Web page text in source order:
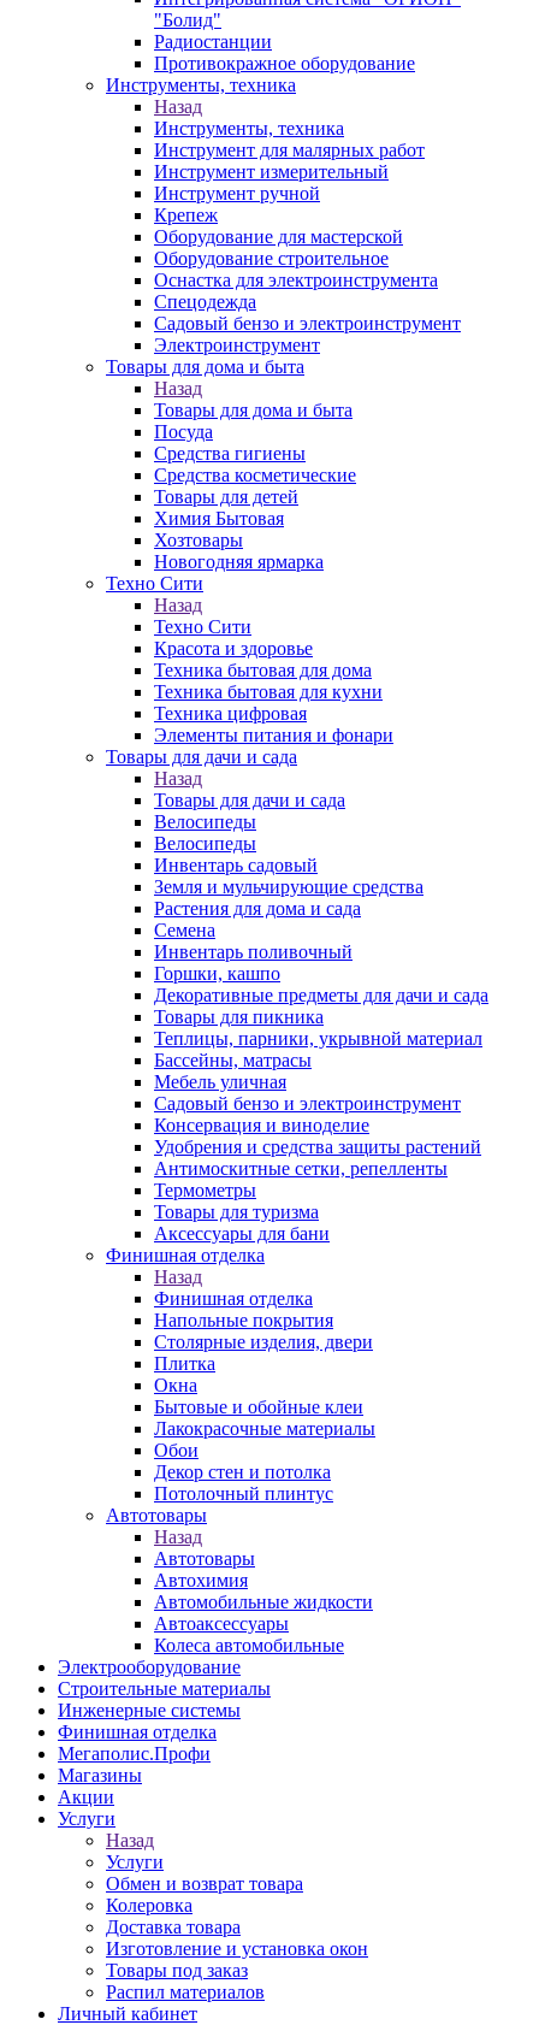
"Болид"
Радиостанции
Противокражное оборудование
Инструменты, техника
Назад
Инструменты, техника
Инструмент для малярных работ
Инструмент измерительный
Инструмент ручной
Крепеж
Оборудование для мастерской
Оборудование строительное
Оснастка для электроинструмента
Спецодежда
Садовый бензо и электроинструмент
Электроинструмент
Товары для дома и быта
Назад
Товары для дома и быта
Посуда
Средства гигиены
Средства косметические
Товары для детей
Химия Бытовая
Хозтовары
Новогодняя ярмарка
Техно Сити
Назад
Техно Сити
Красота и здоровье
Техника бытовая для дома
Техника бытовая для кухни
Техника цифровая
Элементы питания и фонари
Товары для дачи и сада
Назад
Товары для дачи и сада
Велосипеды
Велосипеды
Инвентарь садовый
Земля и мульчирующие средства
Растения для дома и сада
Семена
Инвентарь поливочный
Горшки, кашпо
Декоративные предметы для дачи и сада
Товары для пикника
Теплицы, парники, укрывной материал
Бассейны, матрасы
Мебель уличная
Садовый бензо и электроинструмент
Консервация и виноделие
Удобрения и средства защиты растений
Антимоскитные сетки, репелленты
Термометры
Товары для туризма
Аксессуары для бани
Финишная отделка
Назад
Финишная отделка
Напольные покрытия
Столярные изделия, двери
Плитка
Окна
Бытовые и обойные клеи
Лакокрасочные материалы
Обои
Декор стен и потолка
Потолочный плинтус
Автотовары
Назад
Автотовары
Автохимия
Автомобильные жидкости
Автоаксессуары
Колеса автомобильные
Электрооборудование
Строительные материалы
Инженерные системы
Финишная отделка
Мегаполис.Профи
Магазины
Акции
Услуги
Назад
Услуги
Обмен и возврат товара
Колеровка
Доставка товара
Изготовление и установка окон
Товары под заказ
Распил материалов
Личный кабинет